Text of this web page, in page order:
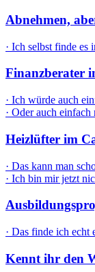
Abnehmen,
· Ich selbst finde es
Finanzberater
· Ich würde auch
· Oder auch einfach
Heizlüfter im
· Das kann man
· Ich bin mir jetzt
· Das finde ich echt
Kennt ihr den